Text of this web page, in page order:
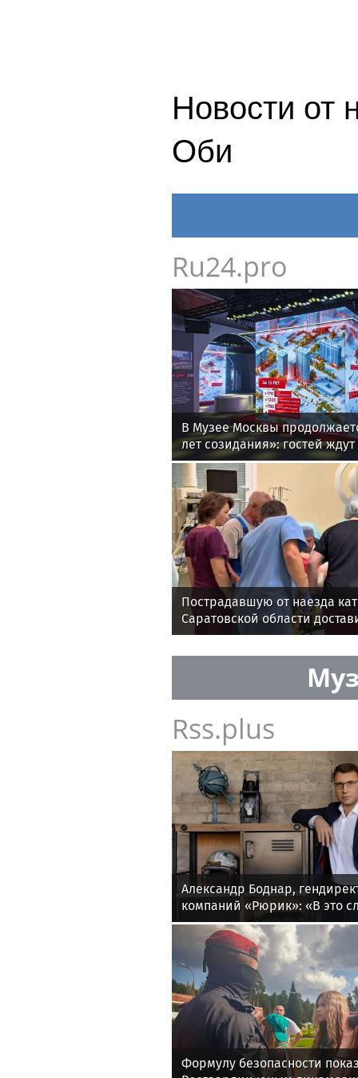
Новости от
Оби
Ru24.pro
В Музее Москвы
лет созидания»: гостей
архитекторов и мастер-
Пострадавшую от наезда
Саратовской области
Рошаля
Rss.plus
Александр Боднар,
компаний «Рюрик»: «В это
опыт и компетенции могут
Формулу безопасности